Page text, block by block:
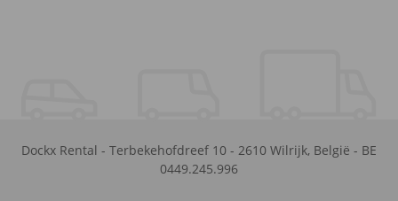
Dockx Rental - Terbekehofdreef 10 - 2610 Wilrijk, België - BE
0449.245.996